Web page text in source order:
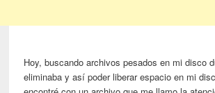
Hoy, buscando archivos pesados en mi disco
eliminaba y así poder liberar espacio en mi